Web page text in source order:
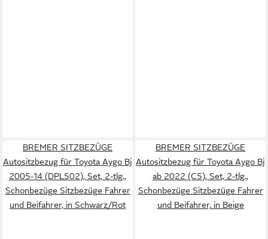
BREMER SITZBEZÜGE
Autositzbezug für Toyota Aygo Bj
2005-14 (DPL502), Set, 2-tlg.,
Schonbezüge Sitzbezüge Fahrer
und Beifahrer, in Schwarz/Rot
BREMER SITZBEZÜGE
Autositzbezug für Toyota Aygo Bj
ab 2022 (C5), Set, 2-tlg.,
Schonbezüge Sitzbezüge Fahrer
und Beifahrer, in Beige